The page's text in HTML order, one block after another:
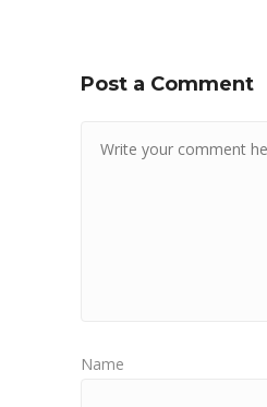
Post a Comment
Name